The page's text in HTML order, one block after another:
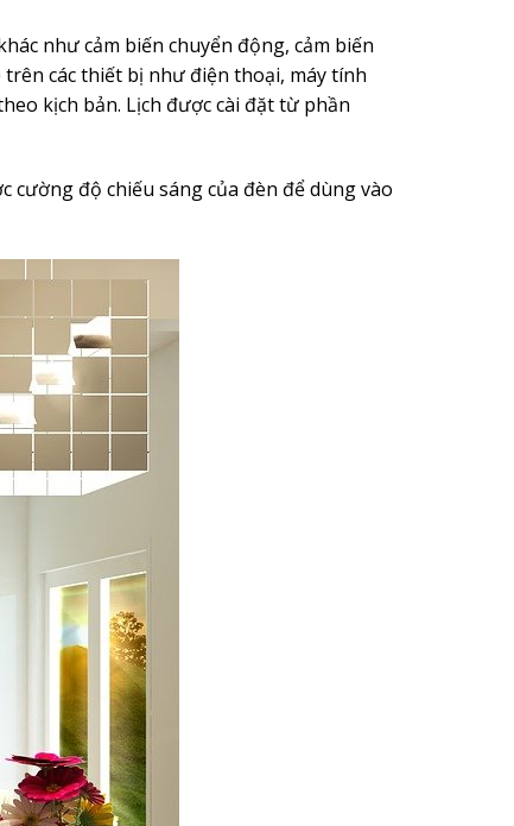
như cảm biến chuyển động, cảm biến
các thiết bị như điện thoại, máy tính
kịch bản. Lịch được cài đặt từ phần
cường độ chiếu sáng của đèn để dùng vào